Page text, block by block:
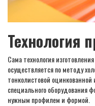
Технология
Сама технология
осуществляется по методу
тонколистовой
специального оборудования
нужным профилем и формой.